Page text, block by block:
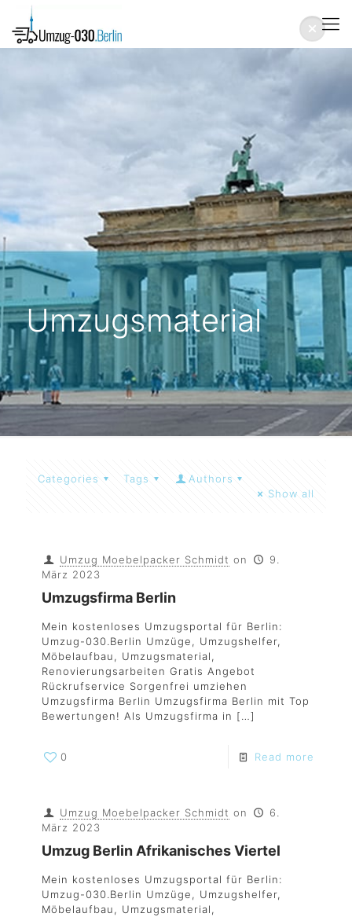
Umzugsmaterial
Categories Tags
Authors
Show all
Umzug Moebelpacker Schmidt on
9.
März 2023
Umzugsfirma Berlin
Mein kostenloses Umzugsportal für Berlin:
Umzug-030.Berlin Umzüge, Umzugshelfer,
Möbelaufbau, Umzugsmaterial,
Renovierungsarbeiten Gratis Angebot
Rückrufservice Sorgenfrei umziehen
Umzugsfirma Berlin Umzugsfirma Berlin mit Top
Bewertungen! Als Umzugsfirma in […]
0 Read more
Umzug Moebelpacker Schmidt on
6.
März 2023
Umzug Berlin Afrikanisches Viertel
Mein kostenloses Umzugsportal für Berlin:
Umzug-030.Berlin Umzüge, Umzugshelfer,
Möbelaufbau, Umzugsmaterial,